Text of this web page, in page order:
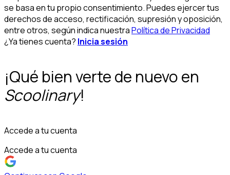
se basa en tu propio consentimiento. Puedes ejercer tus
derechos de acceso, rectificación, supresión y oposición,
entre otros, según indica nuestraPolítica de Privacidad
¿Ya tienes cuenta? Inicia sesión
¡Qué bien verte de nuevo en
Scoolinary!
Accede a tu cuenta
Accede a tu cuenta